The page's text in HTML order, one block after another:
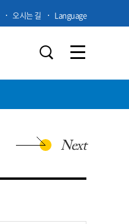
오시는 길 Language
Next